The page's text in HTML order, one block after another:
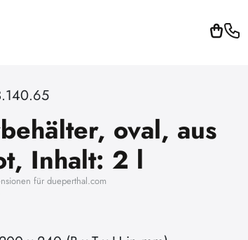
oval, aus
Inhalt: 2 l
für dueperthal.com